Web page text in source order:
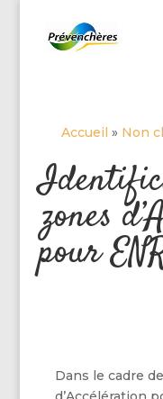
Accueil » Non
zones
pour
Dans le cadre